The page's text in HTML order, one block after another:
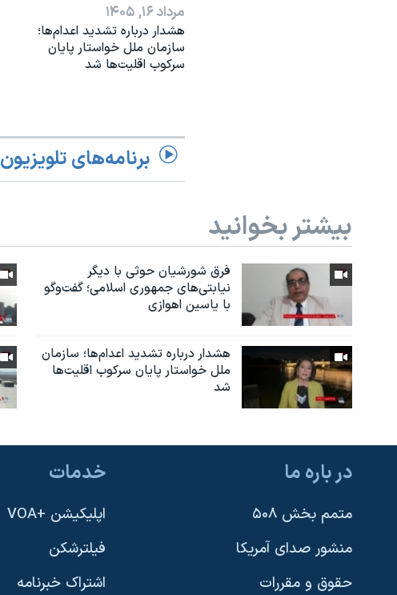
مرداد ۱۶, ۱۴۰۵
هشدار درباره تشدید اعدام‌ها؛
سازمان ملل خواستار پایان
سرکوب اقلیت‌ها شد
برنامه‌های تلویزیون
بیشتر بخوانید
فرق شورشیان حوثی با دیگر
نیابتی‌های جمهوری اسلامی؛ گفت‌وگو
با یاسین اهوازی
هشدار درباره تشدید اعدام‌ها؛ سازمان
ملل خواستار پایان سرکوب اقلیت‌ها
شد
در باره ما
متمم بخش ۵۰۸
منشور صدای آمریکا
حقوق و مقررات
خدمات
اپلیکیشن +VOA
فیلترشکن
اشتراک خبرنامه